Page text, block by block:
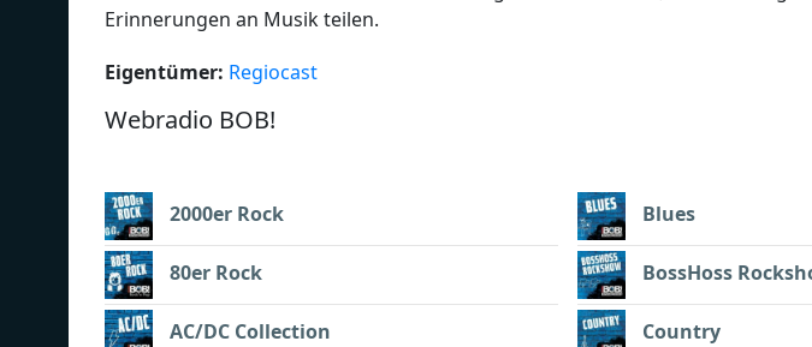
Erinnerungen an Musik teilen.
Eigentümer: Regiocast
Webradio BOB!
2000er Rock
80er Rock
AC/DC Collection
Blues
BossHoss
Country